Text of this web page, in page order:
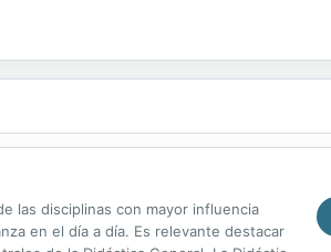
las disciplinas con mayor influencia
en el día a día. Es relevante destacar